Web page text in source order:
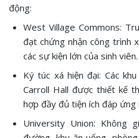
động:
West Village Commons:
đạt chứng nhận công trình
các sự kiện lớn của sinh viên.
Ký túc xá hiện đại: Các
Carroll Hall được thiết kế
hợp đầy đủ tiện ích đáp ứng
University Union: Không